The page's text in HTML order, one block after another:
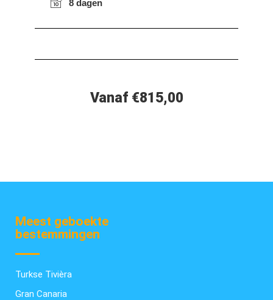
8 dagen
Vanaf €815,00
Meest geboekte
bestemmingen
Turkse Tivièra
Gran Canaria